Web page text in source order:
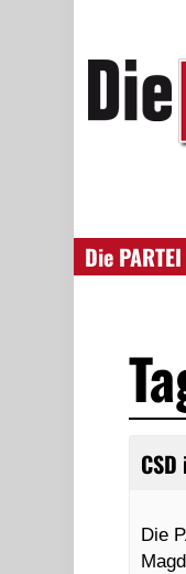
Die PARTEI
Die